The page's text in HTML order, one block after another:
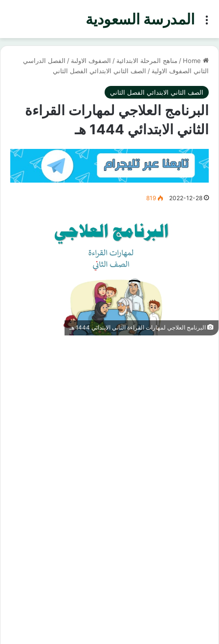
المدرسة السعوديةMenu
/ مناهج المرحلة الابتدائية / الصفوف الاولىة / الفصل الدراسي
الثاني الصفوف الاولية / الصف الثاني الابتدائي الفصل الثاني
الصف الثاني الابتدائي الفصل الثاني
البرنامج العلاجي لمهارات القراءة
الثاني الابتدائي 1444 هـ
2022-12-28
819
البرنامج العلاجي لمهارات القراءة الثاني الابتدائي 1444 هـ